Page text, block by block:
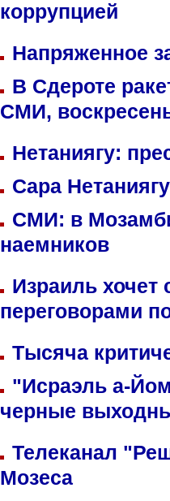
коррупцией
Напряженное
В Сдероте
СМИ,
Нетаниягу:
Сара
СМИ: в
наемников
Израиль хочет
переговорами
Тысяча
"Исраэль а-
черные
Телеканал
Мозеса